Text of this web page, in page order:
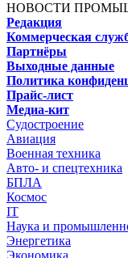
НОВОСТИ
Редакция
Коммерческая
Партнёры
Выходные данные
Политика
Прайс-лист
Медиа-кит
Судостроение
Авиация
Военная техника
Авто- и спецтехника
БПЛА
Космос
IT
Наука и
Энергетика